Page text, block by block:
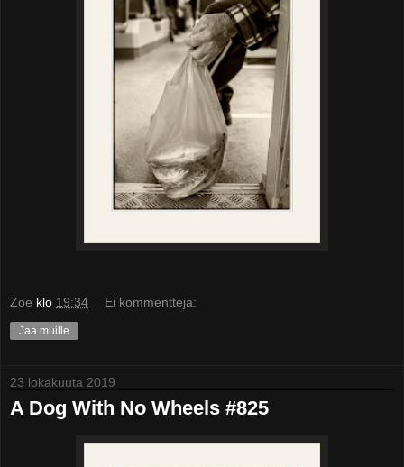
Zoe klo 19:34 Ei kommentteja:
Jaa muille
23 lokakuuta 2019
A Dog With No Wheels #825